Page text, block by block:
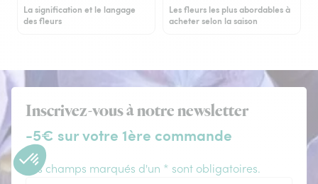
La signification et le langage
des fleurs
Les fleurs les plus abordables à
acheter selon la saison
Inscrivez-vous à notre newsletter
-5€ sur votre 1ère commande
Les champs marqués d'un * sont obligatoires.